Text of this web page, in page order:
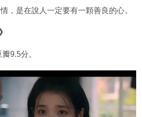
，是在說人一定要有一顆善良的心。
9.5分。